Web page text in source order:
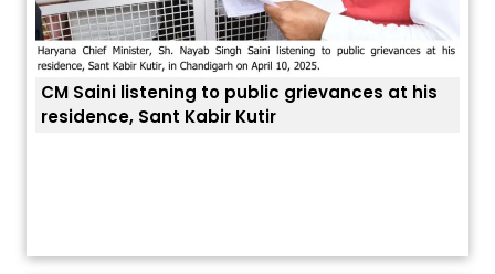
CM Saini listening to public grievances at his
residence, Sant Kabir Kutir